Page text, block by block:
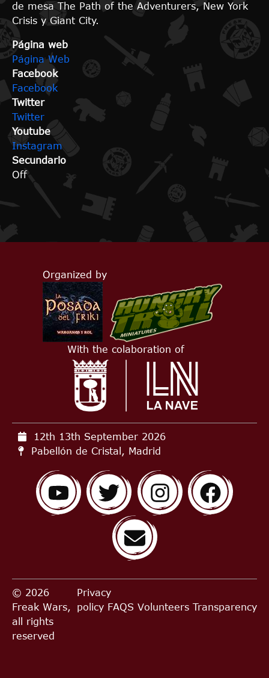
de mesa The Path of the Adventurers, New York
Crisis y Giant City.
Página web
Página Web
Facebook
Facebook
Twitter
Twitter
Youtube
Instagram
Secundario
Off
Organized by
With the colaboration of
12th 13th September 2026
Pabellón de Cristal, Madrid
© 2026
Freak Wars,
all rights
reserved
Privacy
policy FAQS Volunteers Transparency